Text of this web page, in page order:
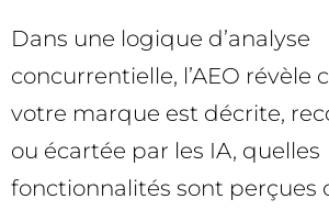
Dans une logique d’analyse
concurrentielle, l’AEO révèle
votre marque est décrite,
ou écartée par les IA, quelles
fonctionnalités sont perçues